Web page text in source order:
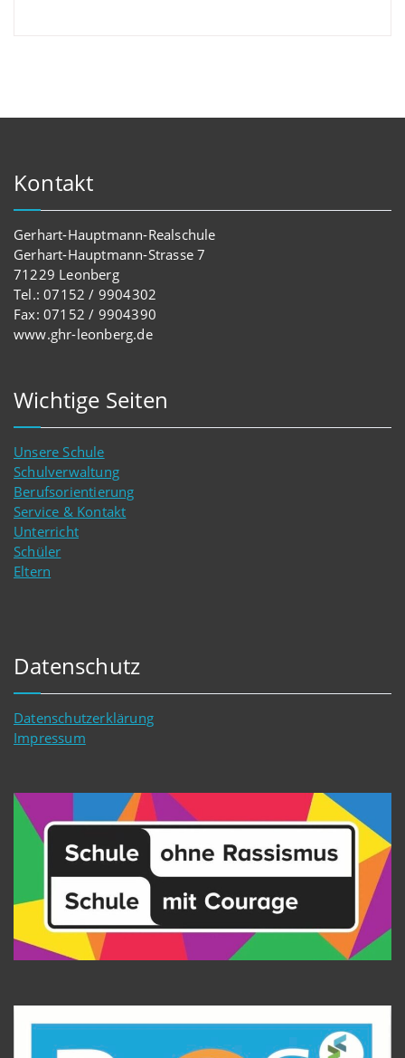
Kontakt
Gerhart-Hauptmann-Realschule
Gerhart-Hauptmann-Strasse 7
71229 Leonberg
Tel.: 07152 / 9904302
Fax: 07152 / 9904390
www.ghr-leonberg.de
Wichtige Seiten
Unsere Schule
Schulverwaltung
Berufsorientierung
Service & Kontakt
Unterricht
Schüler
Eltern
Datenschutz
Datenschutzerklärung
Impressum